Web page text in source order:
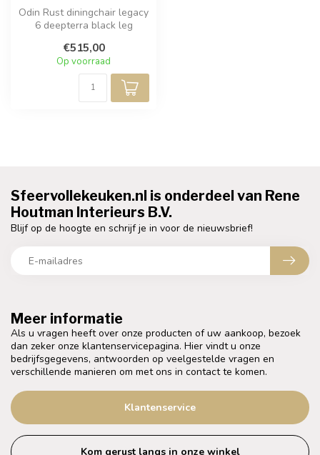
Odin Rust diningchair legacy
6 deepterra black leg
€515,00
Op voorraad
Meer informatie
Als u vragen heeft over onze producten of uw aankoop, bezoek
dan zeker onze klantenservicepagina. Hier vindt u onze
bedrijfsgegevens, antwoorden op veelgestelde vragen en
verschillende manieren om met ons in contact te komen.
Klantenservice
Kom gerust langs in onze winkel
Sfeervollekeuken.nl is onderdeel van Rene
Houtman Interieurs B.V.
Blijf op de hoogte en schrijf je in voor de nieuwsbrief!